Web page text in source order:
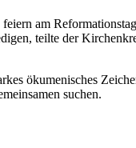
am
teilte der
ökumenisches
suchen.